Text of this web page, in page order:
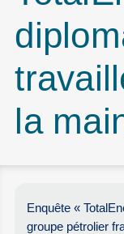
la
Enquête «
groupe pétrolier